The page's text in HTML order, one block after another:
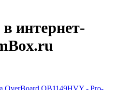
интернет-